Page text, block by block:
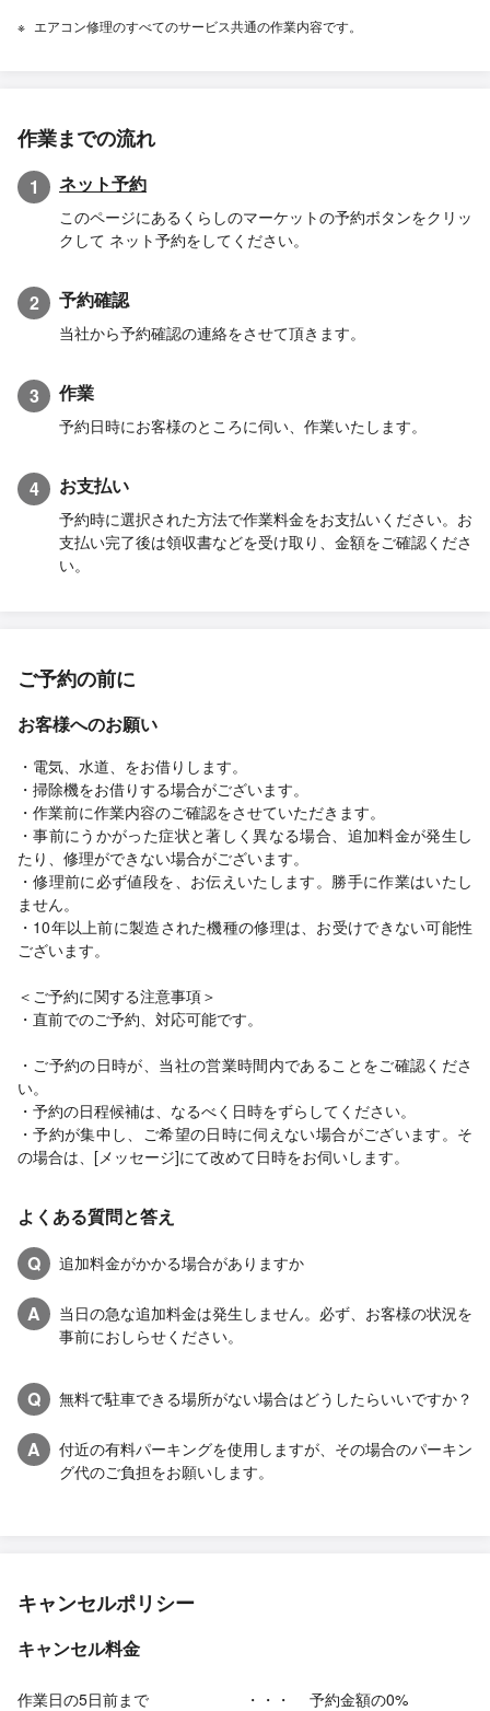
エアコン修理のすべてのサービス共通の作業内容です。
作業までの流れ
1 ネット予約
このページにあるくらしのマーケットの予約ボタンをクリッ
クして ネット予約をしてください。
2 予約確認
当社から予約確認の連絡をさせて頂きます。
3 作業
予約日時にお客様のところに伺い、作業いたします。
4 お支払い
予約時に選択された方法で作業料金をお支払いください。お
支払い完了後は領収書などを受け取り、金額をご確認くださ
い。
ご予約の前に
お客様へのお願い
・電気、水道、をお借りします。
・掃除機をお借りする場合がございます。
・作業前に作業内容のご確認をさせていただきます。
・事前にうかがった症状と著しく異なる場合、追加料金が発生し
たり、修理ができない場合がございます。
・修理前に必ず値段を、お伝えいたします。勝手に作業はいたし
ません。
・10年以上前に製造された機種の修理は、お受けできない可能性
ございます。
＜ご予約に関する注意事項＞
・直前でのご予約、対応可能です。
・ご予約の日時が、当社の営業時間内であることをご確認くださ
い。
・予約の日程候補は、なるべく日時をずらしてください。
・予約が集中し、ご希望の日時に伺えない場合がございます。そ
の場合は、[メッセージ]にて改めて日時をお伺いします。
よくある質問と答え
Q
追加料金がかかる場合がありますか
A
当日の急な追加料金は発生しません。必ず、お客様の状況を
事前におしらせください。
Q 無料で駐車できる場所がない場合はどうしたらいいですか？
A
付近の有料パーキングを使用しますが、その場合のパーキン
グ代のご負担をお願いします。
キャンセルポリシー
キャンセル料金
作業日の5日前まで ・・・
予約金額の0%